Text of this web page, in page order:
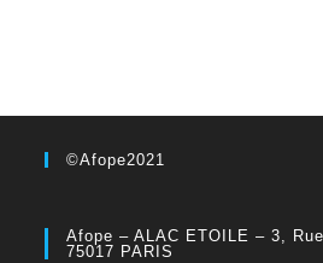
©Afope2021
Afope – ALAC ETOILE – 3,
75017 PARIS